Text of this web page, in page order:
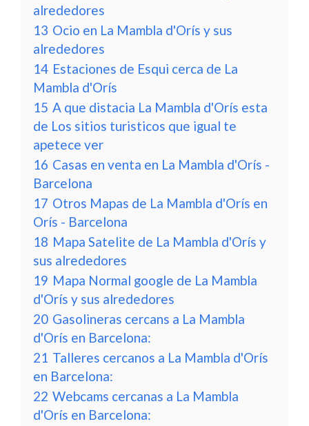
alrededores
13 Ocio en La Mambla d'Orís y sus
alrededores
14 Estaciones de Esqui cerca de La
Mambla d'Orís
15 A que distacia La Mambla d'Orís esta
de Los sitios turisticos que igual te
apetece ver
16 Casas en venta en La Mambla d'Orís -
Barcelona
17 Otros Mapas de La Mambla d'Orís en
Orís - Barcelona
18 Mapa Satelite de La Mambla d'Orís y
sus alrededores
19 Mapa Normal google de La Mambla
d'Orís y sus alrededores
20 Gasolineras cercans a La Mambla
d'Orís en Barcelona:
21 Talleres cercanos a La Mambla d'Orís
en Barcelona:
22 Webcams cercanas a La Mambla
d'Orís en Barcelona: